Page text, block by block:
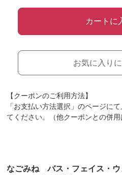
カートに
お気に入り
【クーポンのご利用方法】
「お支払い方法選択」のページに
てください。（他クーポンとの併用
なごみね バス・フェイス・ウ